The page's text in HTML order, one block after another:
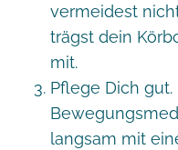
vermeidest
trägst dein
mit.
Pflege Dich gut.
langsam mit